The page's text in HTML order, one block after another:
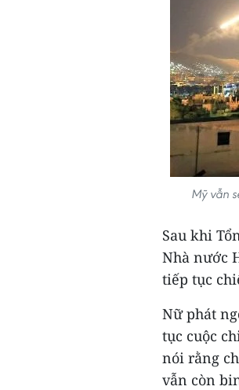
Mỹ vẫn
Sau khi
Nhà nước
tiếp tục
Nữ phát
tục cuộc
nói rằng
vẫn còn